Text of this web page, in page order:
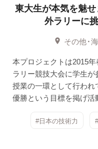
東大生が本気を魅
外ラリーに
その他・
本プロジェクトは2015
ラリー競技大会に学生が
授業の一環として行われ
優勝という目標を掲げ活
#日本の技術力